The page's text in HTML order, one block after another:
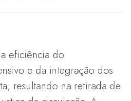
eficiência do
e da integração dos
resultando na retirada de